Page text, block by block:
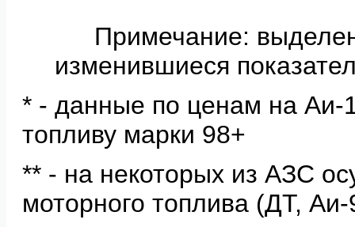
Примечание:
изменившиеся
* - данные по ценам на Аи-
топливу марки 98+
** - на некоторых из АЗС
моторного топлива (ДТ,